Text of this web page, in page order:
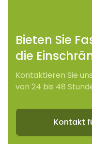
Bieten Sie
die
Kontaktieren Sie
von 24 bis 48
Kontakt